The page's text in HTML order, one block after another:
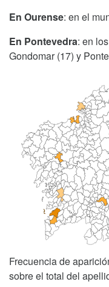
En Ourense: en el
En Pontevedra: en
Gondomar (17) y
Frecuencia de
sobre el total del